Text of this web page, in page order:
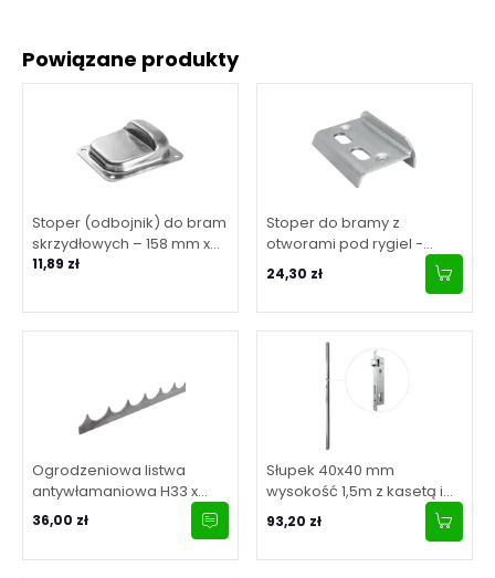
Powiązane produkty
Stoper (odbojnik) do bram
skrzydłowych – 158 mm x
138 mm x H50 mm
11,89 zł
Stoper do bramy z
otworami pod rygiel -
ocynk 67 mm
24,30 zł
Ogrodzeniowa listwa
antywłamaniowa H33 x
L2000 x 3 mm
36,00 zł
Słupek 40x40 mm
wysokość 1,5m z kasetą i
zamkiem 90/20
93,20 zł